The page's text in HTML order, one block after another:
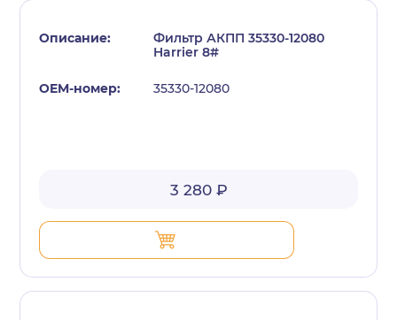
Фильтр АКПП 35330-12080
Harrier 8#
35330-12080
3 280 ₽